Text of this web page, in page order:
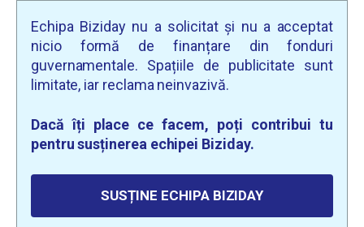
Echipa Biziday nu a solicitat și nu a acceptat
nicio formă de finanțare din fonduri
guvernamentale. Spațiile de publicitate sunt
limitate, iar reclama neinvazivă.
Dacă îți place ce facem, poți contribui tu
pentru susținerea echipei Biziday.
SUSȚINE ECHIPA BIZIDAY